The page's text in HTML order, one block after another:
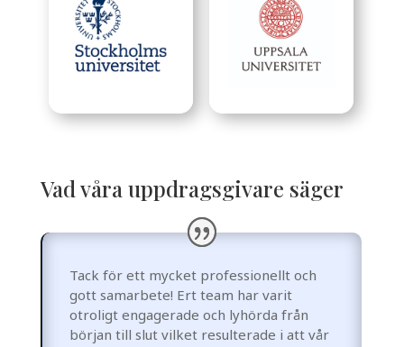
Vad våra uppdragsgivare säger
Tack för ett mycket professionellt och
gott samarbete! Ert team har varit
otroligt engagerade och lyhörda från
början till slut vilket resulterade i att vår